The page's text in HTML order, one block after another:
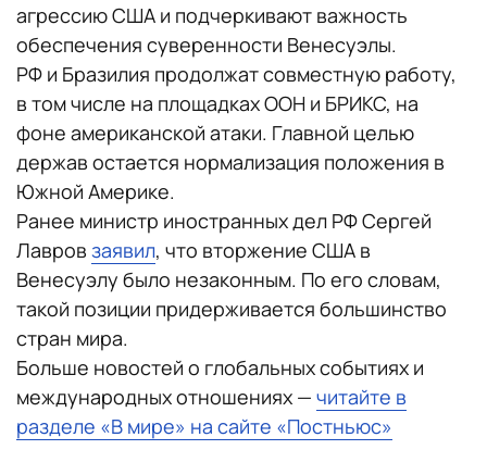
агрессию США и подчеркивают важность
обеспечения суверенности Венесуэлы.
РФ и Бразилия продолжат совместную работу,
в том числе на площадках ООН и БРИКС, на
фоне американской атаки. Главной целью
держав остается нормализация положения в
Южной Америке.
Ранее министр иностранных дел РФ Сергей
Лавров заявил, что вторжение США в
Венесуэлу было незаконным. По его словам,
такой позиции придерживается большинство
стран мира.
Больше новостей о глобальных событиях и
международных отношениях — читайте в
разделе «В мире» на сайте «Постньюс»